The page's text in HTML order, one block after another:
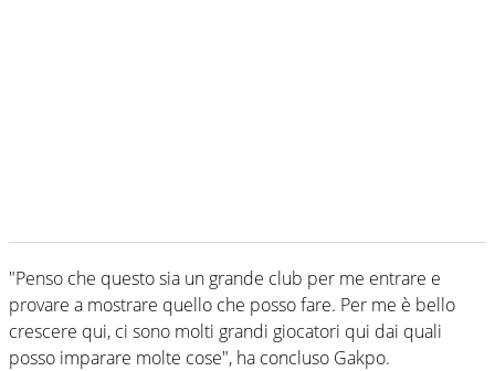
"Penso che questo sia un grande club per me entrare e
provare a mostrare quello che posso fare. Per me è bello
crescere qui, ci sono molti grandi giocatori qui dai quali
posso imparare molte cose", ha concluso Gakpo.